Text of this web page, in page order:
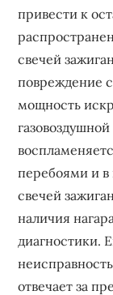
привести к
свечей
повреждение
мощность
перебоями и в
свечей
наличия
диагностики.
отвечает за